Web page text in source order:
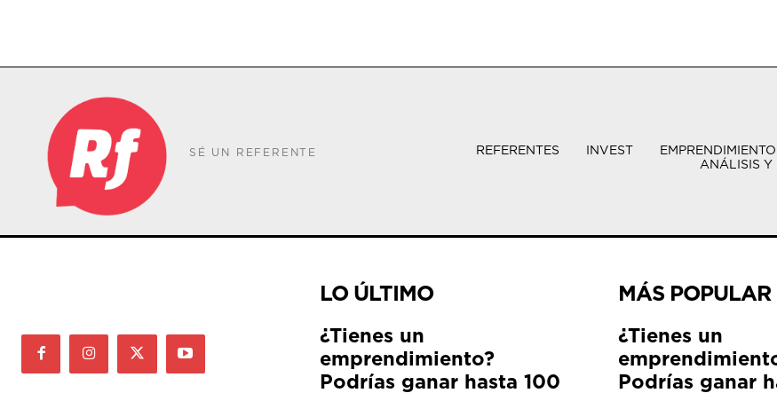
SÉ UN REFERENTE REFERENTES INVEST EMPRENDIMIENTO
ANÁLISIS Y
LO ÚLTIMO
¿Tienes un
emprendimiento?
Podrías ganar hasta 100
MÁS POPULAR
¿Tienes un
Podrías ganar